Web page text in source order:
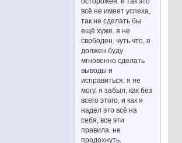
всё не имеет успеха,
так не сделать бы
ещё хуже. я не
свободен. чуть что, я
должен буду
мгновенно сделать
выводы и
исправиться. я не
могу. я забыл, как без
всего этого, и как я
надел это всё на
себя, все эти
правила. не
продохнуть.